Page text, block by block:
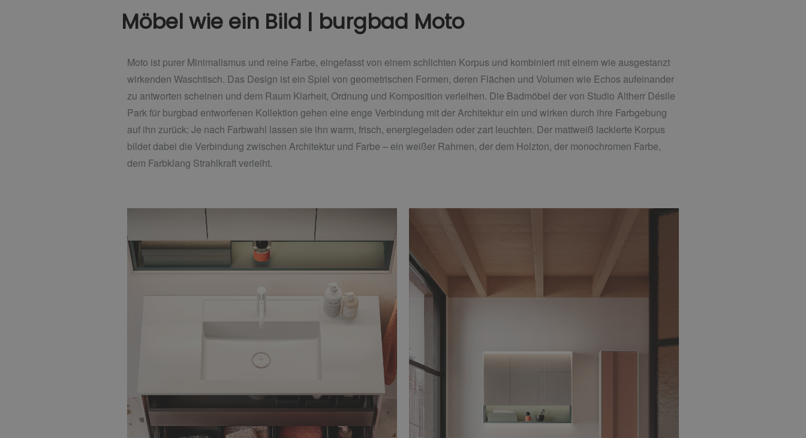
Möbel wie ein Bild | burgbad Moto
Moto ist purer Minimalismus und reine Farbe, eingefasst von einem schlichten Korpus und kombiniert mit einem wie ausgestanzt
wirkenden Waschtisch. Das Design ist ein Spiel von geometrischen Formen, deren Flächen und Volumen wie Echos aufeinander
zu antworten scheinen und dem Raum Klarheit, Ordnung und Komposition verleihen. Die Badmöbel der von Studio Altherr Désile
Park für burgbad entworfenen Kollektion gehen eine enge Verbindung mit der Architektur ein und wirken durch ihre Farbgebung
auf ihn zurück: Je nach Farbwahl lassen sie ihn warm, frisch, energiegeladen oder zart leuchten. Der mattweiß lackierte Korpus
bildet dabei die Verbindung zwischen Architektur und Farbe – ein weißer Rahmen, der dem Holzton, der monochromen Farbe,
dem Farbklang Strahlkraft verleiht.